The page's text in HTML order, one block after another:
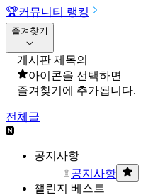
🏆커뮤니티 랭킹
즐겨찾기
게시판 제목의
아이콘을 선택하면
즐겨찾기에 추가됩니다.
전체글
공지사항
공지사항
챌린지 베스트